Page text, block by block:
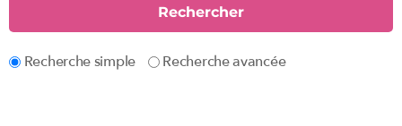
Recherche simple Recherche avancée